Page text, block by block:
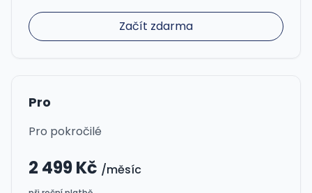
Začít zdarma
Pro
Pro pokročilé
2 499 Kč /měsíc